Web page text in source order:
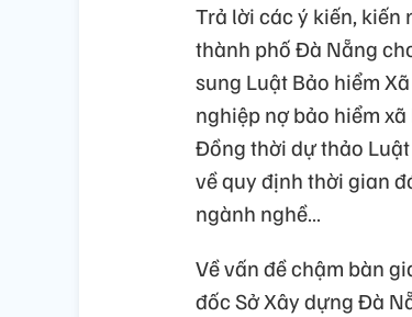
Trả lời các ý kiến, kiến
thành phố Đà Nẵng
sung Luật Bảo hiểm
nghiệp nợ bảo hiểm
Đồng thời dự thảo
về quy định thời gian
ngành nghề…
Về vấn đề chậm bàn
đốc Sở Xây dựng Đà